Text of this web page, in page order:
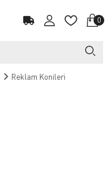
0
Reklam Konileri